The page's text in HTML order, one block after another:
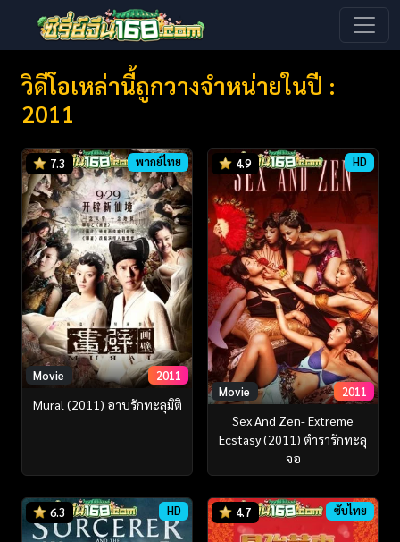
วิดีโอเหล่านี้ถูกวางจำหน่ายในปี :
2011
7.3 พากย์ไทย
Movie 2011
Mural (2011) อาบรักทะลุมิติ
4.9 HD
Movie 2011
Sex And Zen- Extreme
Ecstasy (2011) ตำรารักทะลุ
จอ
6.3 HD 4.7 ซับไทย